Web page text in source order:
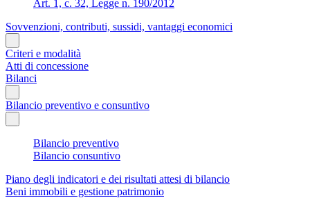
Art. 1, c. 32, Legge n. 190/2012
Sovvenzioni, contributi, sussidi, vantaggi economici
Criteri e modalità
Atti di concessione
Bilanci
Bilancio preventivo e consuntivo
Bilancio preventivo
Bilancio consuntivo
Piano degli indicatori e dei risultati attesi di bilancio
Beni immobili e gestione patrimonio